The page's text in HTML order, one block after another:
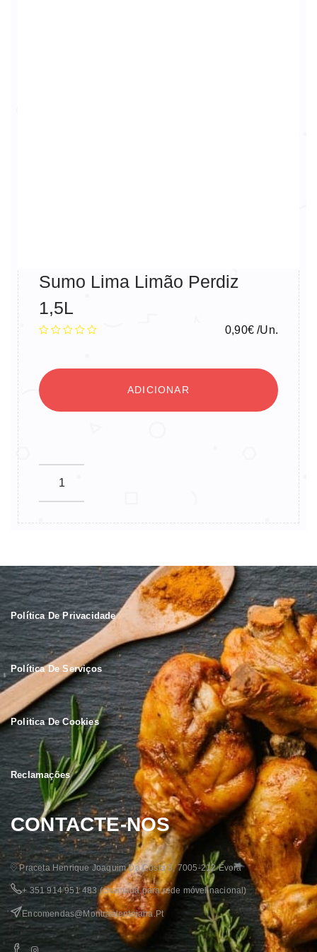
Sumo Lima Limão Perdiz
1,5L
0,90€ /Un.
ADICIONAR
Política De Privacidade
Política De Serviços
Politica De Cookies
Reclamações
CONTACTE-NOS
Praceta Henrique Joaquim Da Costa 3, 7005-212 Évora
+ 351 914 951 483 (chamada para rede móvel nacional)
Encomendas@montraalentejana.pt